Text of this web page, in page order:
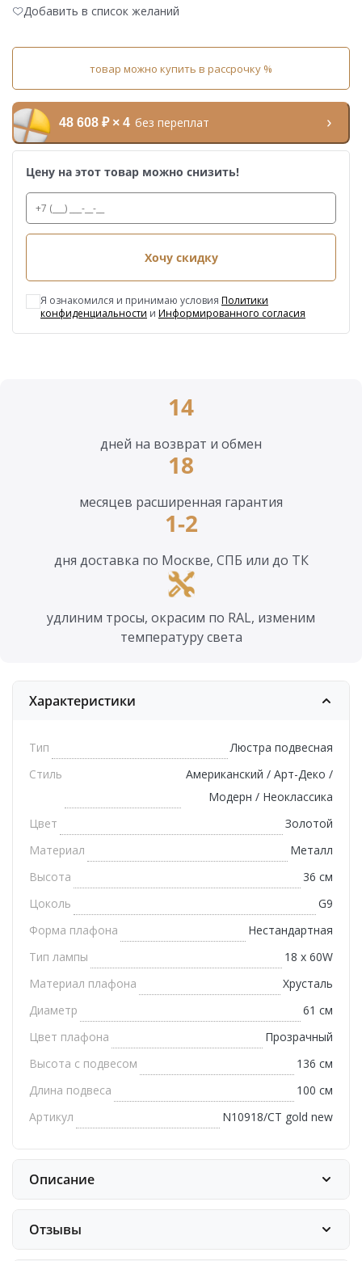
Добавить в список желаний
товар можно купить в рассрочку %
48 608 ₽ × 4 без переплат
Цену на этот товар можно снизить!
Хочу скидку
Я ознакомился и принимаю условия Политики
конфиденциальности и Информированного согласия
14
дней на возврат и обмен
18
месяцев расширенная гарантия
1-2
дня доставка по Москве, СПБ или до ТК
удлиним тросы, окрасим по RAL, изменим
температуру света
Характеристики
Тип
Люстра подвесная
Стиль
Американский / Арт-Деко /
Модерн / Неоклассика
Цвет
Золотой
Материал
Металл
Высота
36 см
Цоколь
G9
Форма плафона
Нестандартная
Тип лампы
18 x 60W
Материал плафона
Хрусталь
Диаметр
61 см
Цвет плафона
Прозрачный
Высота с подвесом
136 см
Длина подвеса
100 см
Артикул
N10918/CT gold new
Описание
Отзывы